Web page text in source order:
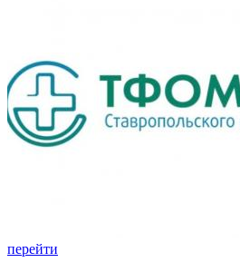
перейти